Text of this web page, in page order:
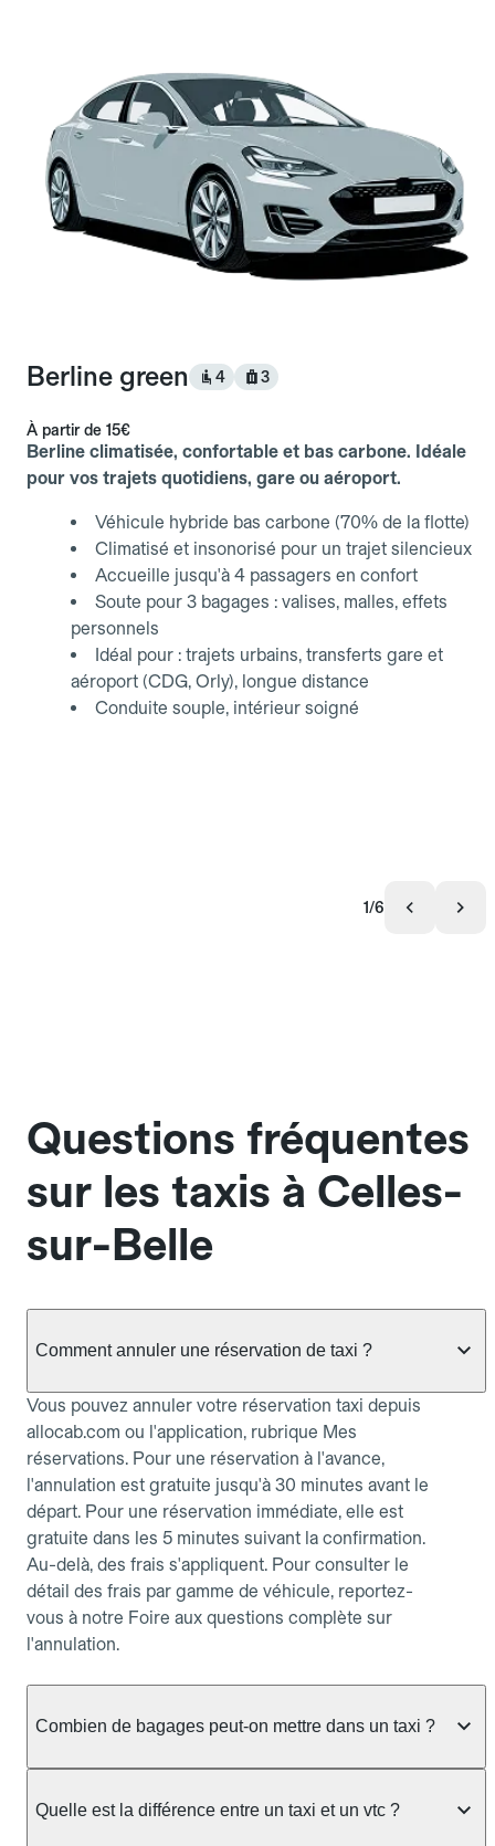
Berline green 4 3
À partir de 15€
Berline climatisée, confortable et bas carbone. Idéale
pour vos trajets quotidiens, gare ou aéroport.
Véhicule hybride bas carbone (70% de la flotte)
Climatisé et insonorisé pour un trajet silencieux
Accueille jusqu'à 4 passagers en confort
Soute pour 3 bagages : valises, malles, effets
personnels
Idéal pour : trajets urbains, transferts gare et
aéroport (CDG, Orly), longue distance
Conduite souple, intérieur soigné
1/6
Questions fréquentes
sur les taxis à Celles-
sur-Belle
Comment annuler une réservation de taxi ?
Vous pouvez annuler votre réservation taxi depuis
allocab.com ou l'application, rubrique Mes
réservations. Pour une réservation à l'avance,
l'annulation est gratuite jusqu'à 30 minutes avant le
départ. Pour une réservation immédiate, elle est
gratuite dans les 5 minutes suivant la confirmation.
Au-delà, des frais s'appliquent. Pour consulter le
détail des frais par gamme de véhicule, reportez-
vous à notre Foire aux questions complète sur
l'annulation.
Combien de bagages peut-on mettre dans un taxi ?
taxi berline accueille en général jusqu'à 3 bagages
Quelle est la différence entre un taxi et un vtc ?